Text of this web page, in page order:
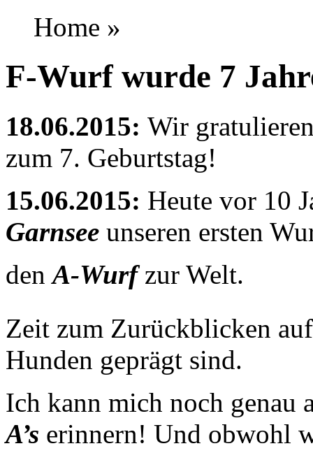
Home »
F-Wurf wurde 7
18.06.2015: Wir
zum 7. Geburtstag!
15.06.2015: Heute vor 10
Garnsee unseren ersten
denA-Wurfzur Welt.
Zeit zum Zurückblicken auf
Hunden geprägt sind.
Ich kann mich noch genau
A’s erinnern! Und obwohl